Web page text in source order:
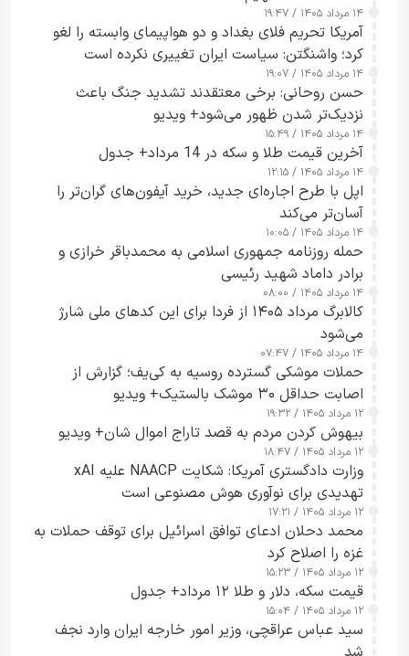
۱۴ مرداد ۱۴۰۵ / ۱۹:۴۷
آمریکا تحریم فلای بغداد و دو هواپیمای وابسته را لغو
کرد؛ واشنگتن: سیاست ایران تغییری نکرده است
۱۴ مرداد ۱۴۰۵ / ۱۹:۰۷
حسن روحانی: برخی معتقدند تشدید جنگ باعث
نزدیک‌تر شدن ظهور می‌شود+ ویدیو
۱۴ مرداد ۱۴۰۵ / ۱۵:۴۹
آخرین قیمت طلا و سکه در 14 مرداد+ جدول
۱۴ مرداد ۱۴۰۵ / ۱۲:۱۵
اپل با طرح اجاره‌ای جدید، خرید آیفون‌های گران‌تر را
آسان‌تر می‌کند
۱۴ مرداد ۱۴۰۵ / ۱۰:۰۵
حمله روزنامه جمهوری اسلامی به محمدباقر خرازی و
برادر داماد شهید رئیسی
۱۴ مرداد ۱۴۰۵ / ۰۸:۰۰
کالابرگ مرداد ۱۴۰۵ از فردا برای این کدهای ملی شارژ
می‌شود
۱۴ مرداد ۱۴۰۵ / ۰۷:۴۷
حملات موشکی گسترده روسیه به کی‌یف؛ گزارش از
اصابت حداقل ۳۰ موشک بالستیک+ ویدیو
۱۲ مرداد ۱۴۰۵ / ۱۹:۳۲
بیهوش کردن مردم به قصد تاراج اموال شان+ ویدیو
۱۲ مرداد ۱۴۰۵ / ۱۸:۴۷
وزارت دادگستری آمریکا: شکایت NAACP علیه xAI
تهدیدی برای نوآوری هوش مصنوعی است
۱۲ مرداد ۱۴۰۵ / ۱۷:۲۱
محمد دحلان ادعای توافق اسرائیل برای توقف حملات به
غزه را اصلاح کرد
۱۲ مرداد ۱۴۰۵ / ۱۵:۲۳
قیمت سکه، دلار و طلا ۱۲ مرداد+ جدول
۱۲ مرداد ۱۴۰۵ / ۱۵:۰۴
سید عباس عراقچی، وزیر امور خارجه ایران وارد نجف